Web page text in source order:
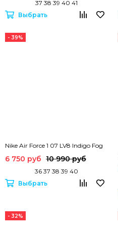
37 38 39 40 41
Выбрать
- 39%
Nike Air Force 1 07 LV8 Indigo Fog
6 750 руб 10 990 руб
36 37 38 39 40
Выбрать
- 32%